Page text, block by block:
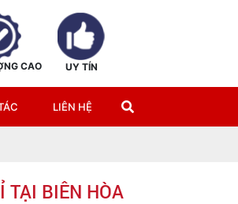
CAO UY TÍN
LIÊN HỆ
TẠI BIÊN HÒA